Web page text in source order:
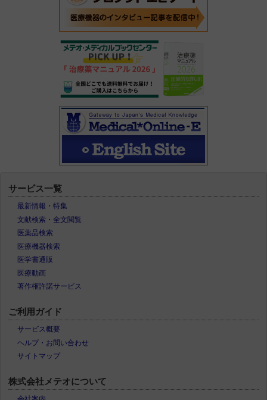
サービス一覧
最新情報・特集
文献検索・全文閲覧
医薬品検索
医療機器検索
医学書通販
医療動画
著作権許諾サービス
ご利用ガイド
サービス概要
ヘルプ・お問い合わせ
サイトマップ
株式会社メテオについて